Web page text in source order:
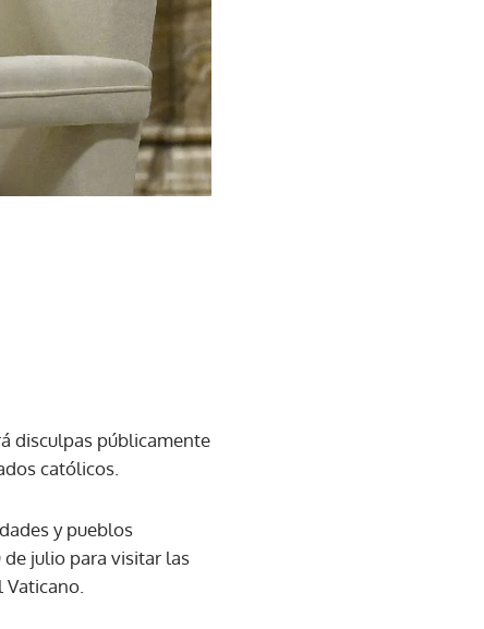
disculpas públicamente
católicos.
y pueblos
de julio para visitar las